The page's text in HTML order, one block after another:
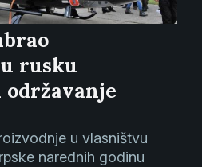
rusku
održavanje
u vlasništvu
narednih godinu